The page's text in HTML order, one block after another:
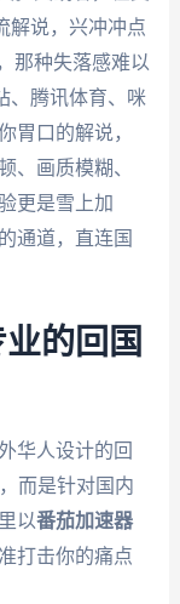
解说，兴冲冲点
那种失落感难以
腾讯体育、咪
口的解说，
、画质模糊、
更是雪上加
通道，直连国
的回国
华人设计的回
而是针对国内
以番茄加速器
打击你的痛点